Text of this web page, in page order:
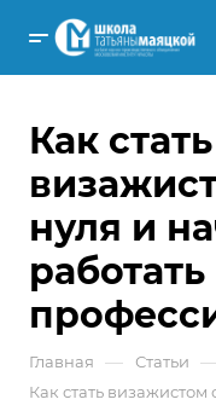
Как стать
нуля и
работать
Главная — Статьи
Как стать визажистом